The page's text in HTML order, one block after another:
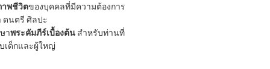
พชีวิตของบุคคลที่มีความต้องการ
ดนตรี ศิลปะ
าพระคัมภีร์เบื้องต้น สำหรับท่านที่
เด็กและผู้ใหญ่